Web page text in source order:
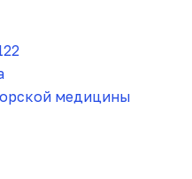
медицины